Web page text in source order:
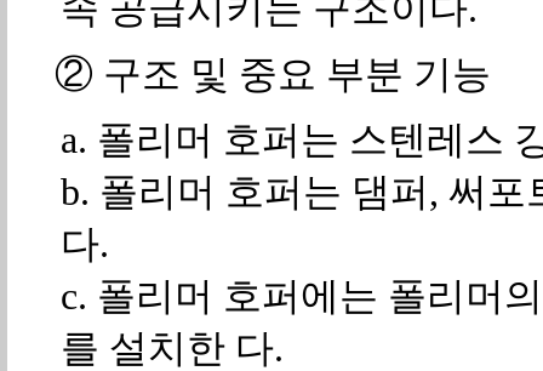
속 공급시키는 구조이다.
② 구조 및 중요 부분 기능
a. 폴리머 호퍼는 스텐레스
b. 폴리머 호퍼는 댐퍼, 써
다.
c. 폴리머 호퍼에는 폴리머
를 설치한 다.